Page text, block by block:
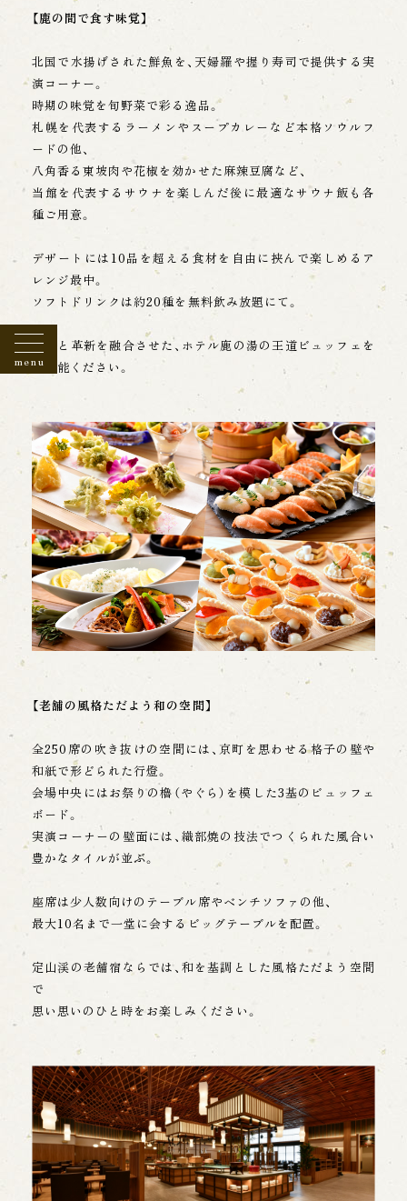
・お客様にあらかじめ同意をいただいた場合。
・お客様が希望されるサービスを提供するため、情
報の開示や共有が必要と認められる場合。
（個人情報保護の水準を満たした業務委託先を含
む。）
・警察や裁判所等の公的機関から、法律に基づく正
式な照合を受けた場合。
・その他、お客様、弊社、第三者にとって重大かつ緊
急の必要がある場合。
【センシティブ情報の取扱い】
ティブ情報という）の取扱いが、業務の遂行に必要
な範囲内で取得、利用または第三者への提供を行
うときは、本人の同意を得るようにします。
【安全管理措置】
当グループは、取り扱う個人情報の漏洩、滅失また
は毀損の防止、その他の個人情報の安全管理のた
め、適切なセキュリティ対策を講じます。
【個人情報の開示・訂正・削除・利用停止等】
当グループは、お客様ご自身が個人情報の開示、訂
正、削除、利用停止等を希望される場合、ご本人で
あることを確認したうえで適切に対応します。
【クッキーについて】
クッキー(COOKIE)及びアクセスログについて
当グループのウェブサイトでは、お客様が便利に
利用いただける様、クッキー(Cookie)を使用して
います。
クッキーとは、ウェブサーバーからお客様のブラウザ、ハード
ディスクに小さなファイルデー タを送信し特定の情報を記
録する機能です。 クッキーは、多くのサイトでお客様に有益
な機能を提供する目的で使用されており、お客様個人 の身元
を特定できる機能ではありません。当グループのウェブサイ
トでは、お客様が訪問された際に、アクセスされた日時、IP ア
ドレス、使用 しているブラウザの種類等の情報を記録し、一
定期間保存しています。 記録した内容は、ウェブサイトの利
用状況に関する統計分析として、利便性の向上、サーバー管
理、不正アクセスの調査を目的に使用します。 アクセスログ
として記録された内容は、お客様個人の身元を特定できる機
能ではありません。当グループは法令等の変更に伴い、プラ
イバシーポリシーを変更することがあります。 変更後の内容
は、当ウェブページに掲載いたします。 なお、当ウェブサイ
トにリンクされている他のウェブサイトにおけるお客様の個
人情報の保護 管理については、当グループは責任を負いませ
ん。
当社は、個人情報の取扱いに関する苦情等を受け
人情報の取り扱いに関するお問い合わせフォーム
menu
オンラインショップ
当館オリジナル商品を販売中
【鹿の間で食す味覚】
北国で水揚げされた鮮魚を、天婦羅や握り寿司で提供する実
演コーナー。
時期の味覚を旬野菜で彩る逸品。
札幌を代表するラーメンやスープカレーなど本格ソウルフ
ードの他、
八角香る東坡肉や花椒を効かせた麻辣豆腐など、
当館を代表するサウナを楽しんだ後に最適なサウナ飯も各
種ご用意。
デザートには10品を超える食材を自由に挟んで楽しめるア
レンジ最中。
ソフトドリンクは約20種を無料飲み放題にて。
伝統と革新を融合させた、ホテル鹿の湯の王道ビュッフェを
ご堪能ください。
【老舗の風格ただよう和の空間】
全250席の吹き抜けの空間には、京町を思わせる格子の壁や
和紙で形どられた行燈。
会場中央にはお祭りの櫓（やぐら）を模した3基のビュッフェ
ボード。
実演コーナーの壁面には、織部焼の技法でつくられた風合い
豊かなタイルが並ぶ。
座席は少人数向けのテーブル席やベンチソファの他、
最大10名まで一堂に会するビッグテーブルを配置。
定山渓の老舗宿ならでは、和を基調とした風格ただよう空間
で
思い思いのひと時をお楽しみください。